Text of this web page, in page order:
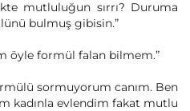
mutluluğun sırrı? Duruma
bulmuş gibisin.”
öyle formül falan bilmem.”
sormuyorum canım. Ben
kadınla evlendim fakat mutlu